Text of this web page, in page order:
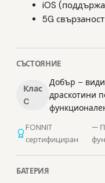
iOS
5G свързаност
СЪСТОЯНИЕ
Клас
C
Добър –
драскотини
FONNIT
сертифициран
—
БАТЕРИЯ